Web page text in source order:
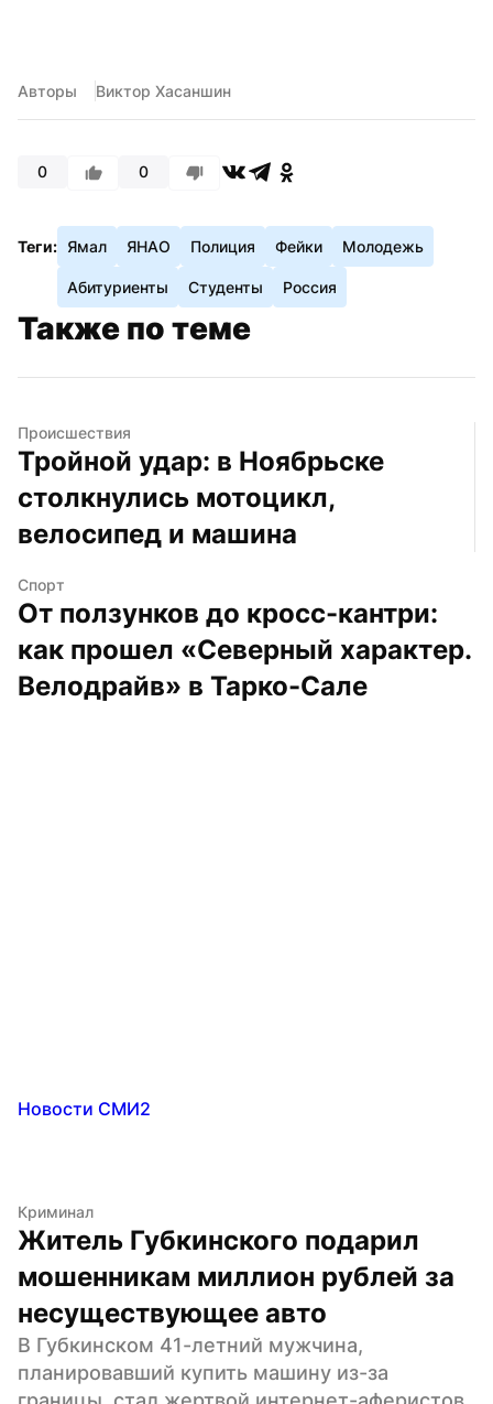
Авторы Виктор Хасаншин
0 0
Теги: Ямал ЯНАО Полиция Фейки Молодежь
Абитуриенты Студенты Россия
Также по теме
Происшествия
Тройной удар: в Ноябрьске
столкнулись мотоцикл,
велосипед и машина
Спорт
От ползунков до кросс-кантри:
как прошел «Северный характер.
Велодрайв» в Тарко-Сале
Новости СМИ2
Криминал
Житель Губкинского подарил
мошенникам миллион рублей за
несуществующее авто
В Губкинском 41-летний мужчина,
планировавший купить машину из-за